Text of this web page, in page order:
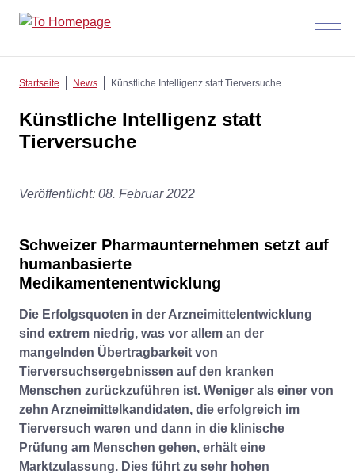
Menü
Startseite News Künstliche Intelligenz statt Tierversuche
Künstliche Intelligenz statt
Tierversuche
Veröffentlicht: 08. Februar 2022
Schweizer Pharmaunternehmen setzt auf
humanbasierte
Medikamentenentwicklung
Die Erfolgsquoten in der Arzneimittelentwicklung
sind extrem niedrig, was vor allem an der
mangelnden Übertragbarkeit von
Tierversuchsergebnissen auf den kranken
Menschen zurückzuführen ist. Weniger als einer von
zehn Arzneimittelkandidaten, die erfolgreich im
Tierversuch waren und dann in die klinische
Prüfung am Menschen gehen, erhält eine
Marktzulassung. Dies führt zu sehr hohen